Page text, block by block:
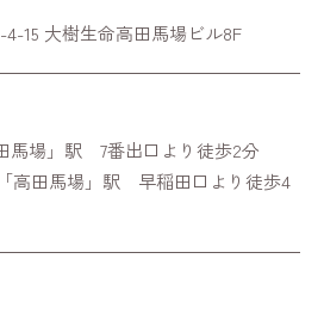
15 大樹生命高田馬場ビル8F
馬場」駅 7番出口より徒歩2分
高田馬場」駅 早稲田口より徒歩4